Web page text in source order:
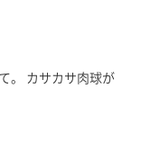
。 カサカサ肉球が